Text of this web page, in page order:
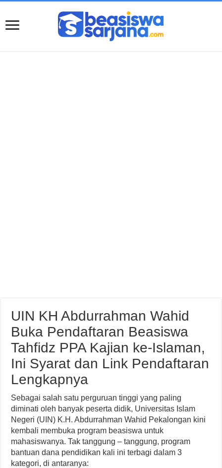
UIN KH Abdurrahman Wahid
Buka Pendaftaran Beasiswa
Tahfidz PPA Kajian ke-Islaman,
Ini Syarat dan Link Pendaftaran
Lengkapnya
Sebagai salah satu perguruan tinggi yang paling
diminati oleh banyak peserta didik, Universitas Islam
Negeri (UIN) K.H. Abdurrahman Wahid Pekalongan kini
kembali membuka program beasiswa untuk
mahasiswanya. Tak tanggung – tanggung, program
bantuan dana pendidikan kali ini terbagi dalam 3
kategori, di antaranya: